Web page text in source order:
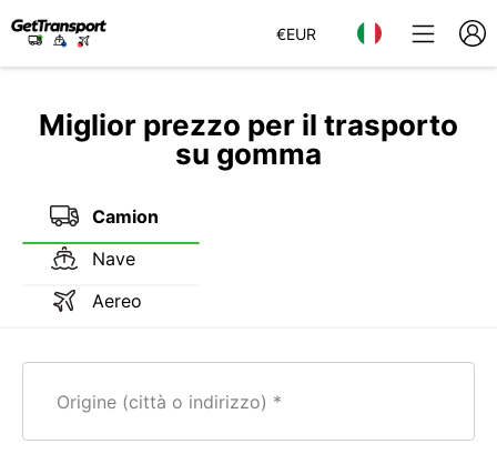
€EUR
Miglior prezzo per il trasporto
su gomma
Camion
Nave
Aereo
Origine (città o indirizzo)